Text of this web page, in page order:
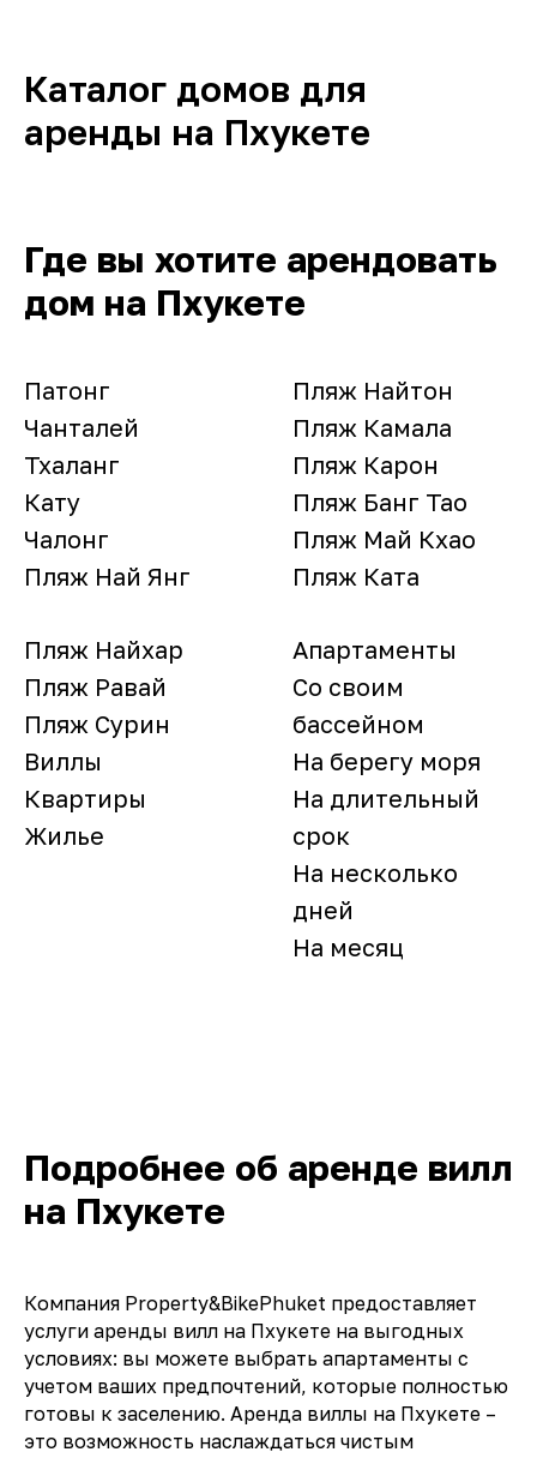
Каталог домов для
аренды на Пхукете
Где вы хотите арендовать
дом на Пхукете
Патонг
Чанталей
Тхаланг
Кату
Чалонг
Пляж Най Янг
Пляж Найтон
Пляж Камала
Пляж Карон
Пляж Банг Тао
Пляж Май Кхао
Пляж Ката
Пляж Найхар
Пляж Равай
Пляж Сурин
Виллы
Квартиры
Жилье
Апартаменты
Со своим
бассейном
На берегу моря
На длительный
срок
На несколько
дней
На месяц
Подробнее об аренде вилл
на Пхукете
Компания Property&BikePhuket предоставляет
услуги аренды вилл на Пхукете на выгодных
условиях: вы можете выбрать апартаменты с
учетом ваших предпочтений, которые полностью
готовы к заселению. Аренда виллы на Пхукете –
это возможность наслаждаться чистым